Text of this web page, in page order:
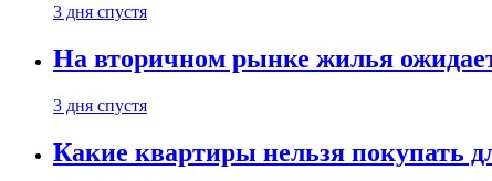
3 дня спустя
На вторичном рынке жилья
3 дня спустя
Какие квартиры нельзя покупать